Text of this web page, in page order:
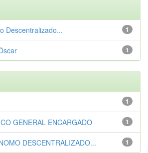
1
Descentralizado...
1
1
1
GENERAL ENCARGADO
1
DESCENTRALIZADO...